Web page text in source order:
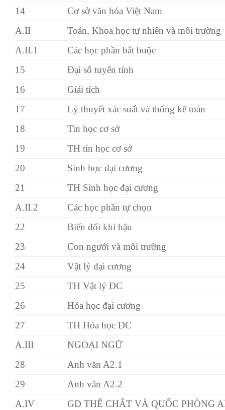
14
Cơ sở văn hóa Việt Nam
A.II
Toán, Khoa học tự nhiên và môi trường
A.II.1
Các học phần bắt buộc
15
Đại số tuyến tính
16
Giải tích
17
Lý thuyết xác suất và thống kê toán
18
Tin học cơ sở
19
TH tin học cơ sở
20
Sinh học đại cương
21
TH Sinh học đại cương
A.II.2
Các học phần tự chọn
22
Biến đổi khí hậu
23
Con ngưới và môi trường
24
Vật lý đại cương
25
TH Vật lý ĐC
26
Hóa học đại cương
27
TH Hóa học ĐC
A.III
NGOẠI NGỮ
28
Anh văn A2.1
29
Anh văn A2.2
A.IV
GD THỂ CHẤT VÀ QUỐC PHÒNG